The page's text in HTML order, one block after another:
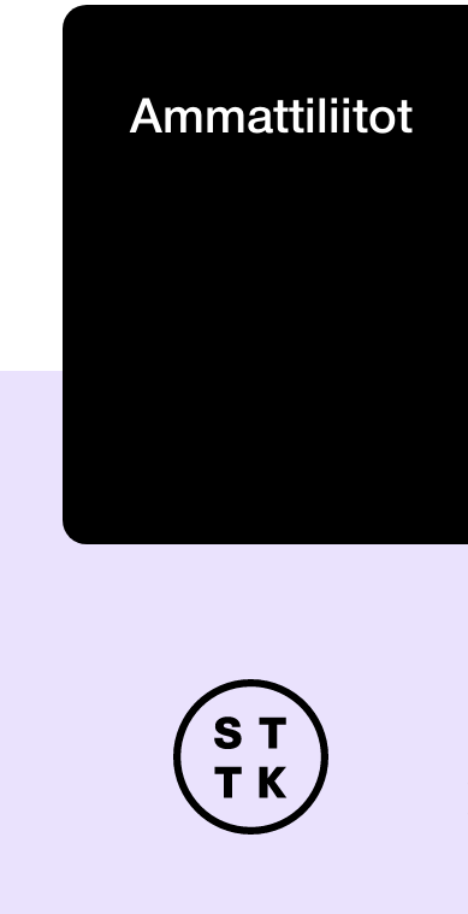
Ammattiliitot